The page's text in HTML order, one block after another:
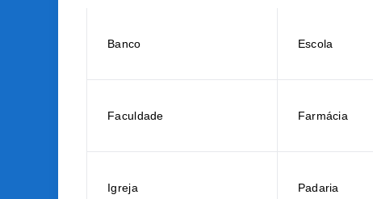
Banco Escola
Faculdade Farmácia
Igreja Padaria